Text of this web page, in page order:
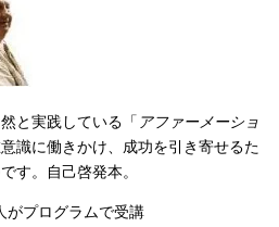
と実践している「 アファーメーショ
識に働きかけ、成功を引き寄せるた
す。自己啓発本。
プログラムで受講